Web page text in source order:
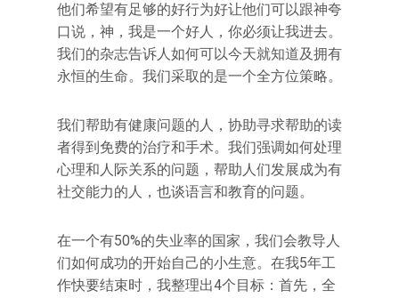
他们希望有足够的好行为好让他们可以跟神夸
口说，神，我是一个好人，你必须让我进去。
我们的杂志告诉人如何可以今天就知道及拥有
永恒的生命。我们采取的是一个全方位策略。
我们帮助有健康问题的人，协助寻求帮助的读
者得到免费的治疗和手术。我们强调如何处理
心理和人际关系的问题，帮助人们发展成为有
社交能力的人，也谈语言和教育的问题。
在一个有50%的失业率的国家，我们会教导人
们如何成功的开始自己的小生意。在我5年工
作快要结束时，我整理出4个目标：首先，全